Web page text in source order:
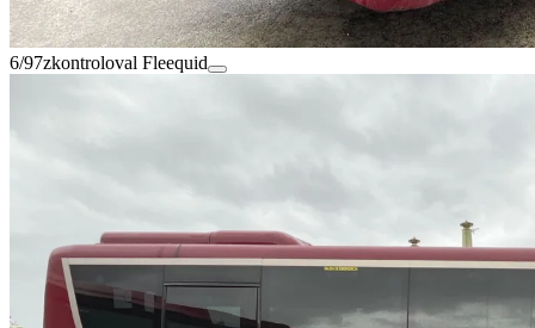
6/97zkontroloval Fleequid